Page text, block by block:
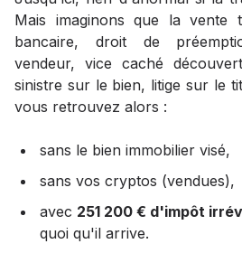
Mais imaginons que la vente
bancaire, droit de
vendeur, vice caché
sinistre sur le bien, litige sur le
vous retrouvez alors :
sans le bien immobilier visé,
sans vos cryptos (vendues),
avec 251 200 € d'impôt
quoi qu'il arrive.